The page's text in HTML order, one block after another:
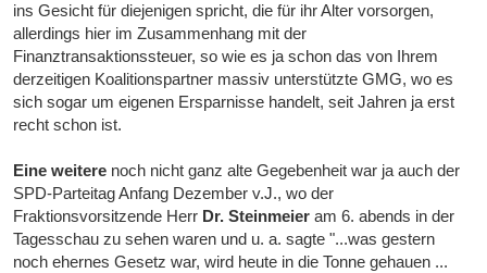
ins Gesicht für diejenigen spricht, die für ihr Alter vorsorgen,
allerdings hier im Zusammenhang mit der
Finanztransaktionssteuer, so wie es ja schon das von Ihrem
derzeitigen Koalitionspartner massiv unterstützte GMG, wo es
sich sogar um eigenen Ersparnisse handelt, seit Jahren ja erst
recht schon ist.
Eine weitere noch nicht ganz alte Gegebenheit war ja auch der
SPD-Parteitag Anfang Dezember v.J., wo der
Fraktionsvorsitzende Herr Dr. Steinmeier am 6. abends in der
Tagesschau zu sehen waren und u. a. sagte "...was gestern
noch ehernes Gesetz war, wird heute in die Tonne gehauen ...